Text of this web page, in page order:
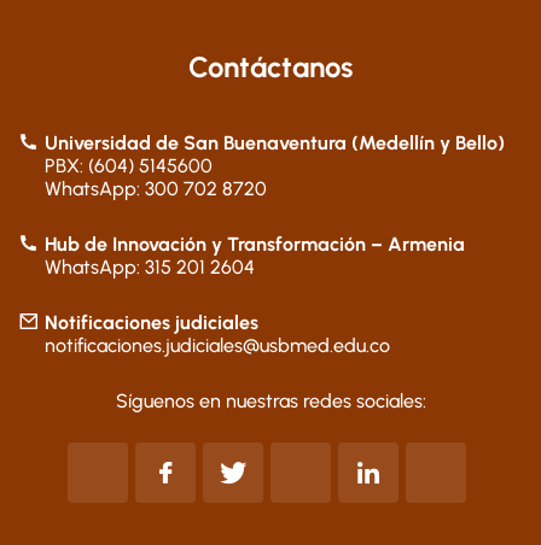
Contáctanos
Universidad de San Buenaventura (Medellín y Bello)
PBX: (604) 5145600
WhatsApp: 300 702 8720
Hub de Innovación y Transformación – Armenia
WhatsApp: 315 201 2604
Notificaciones judiciales
notificaciones.judiciales@usbmed.edu.co
Síguenos en nuestras redes sociales: